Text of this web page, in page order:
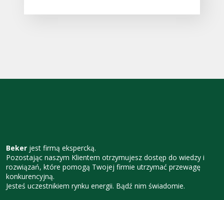
Beker jest firmą ekspercką.
Pozostając naszym Klientem otrzymujesz dostęp do wiedzy i
rozwiązań, które pomogą Twojej firmie utrzymać przewagę
konkurencyjną.
Jesteś uczestnikiem rynku energii. Bądź nim świadomie.